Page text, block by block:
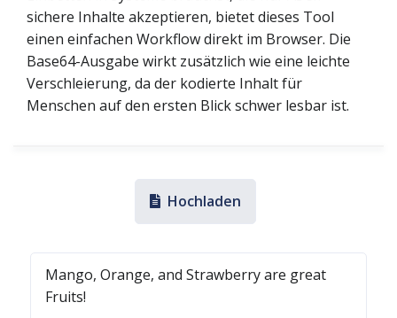
sichere Inhalte akzeptieren, bietet dieses Tool
einen einfachen Workflow direkt im Browser. Die
Base64-Ausgabe wirkt zusätzlich wie eine leichte
Verschleierung, da der kodierte Inhalt für
Menschen auf den ersten Blick schwer lesbar ist.
Hochladen